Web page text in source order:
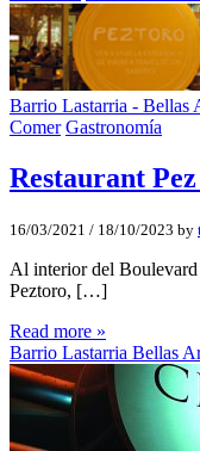
Barrio Lastarria - Bellas
Comer Gastronomía
Restaurant
16/03/2021 / 18/10/2023 by
Al interior del Boulevard
Peztoro, […]
Read more »
Barrio Lastarria Bellas